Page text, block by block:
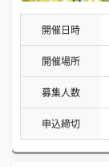
開催日時
開催場所
募集人数
申込締切